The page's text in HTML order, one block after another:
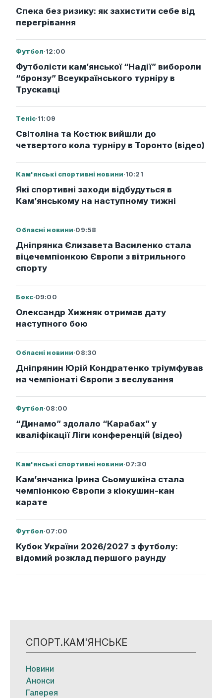
Спека без ризику: як захистити себе від
перегрівання
Футбол·12:00
Футболісти кам’янської “Надії” вибороли
“бронзу” Всеукраїнського турніру в
Трускавці
Теніс·11:09
Світоліна та Костюк вийшли до
четвертого кола турніру в Торонто (відео)
Кам'янські спортивні новини·10:21
Які спортивні заходи відбудуться в
Кам’янському на наступному тижні
Обласні новини·09:58
Дніпрянка Єлизавета Василенко стала
віцечемпіонкою Європи з вітрильного
спорту
Бокс·09:00
Олександр Хижняк отримав дату
наступного бою
Обласні новини·08:30
Дніпрянин Юрій Кондратенко тріумфував
на чемпіонаті Європи з веслування
Футбол·08:00
“Динамо” здолало “Карабах” у
кваліфікації Ліги конференцій (відео)
Кам'янські спортивні новини·07:30
Кам’янчанка Ірина Сьомушкіна стала
чемпіонкою Європи з кіокушин-кан
карате
Футбол·07:00
Кубок України 2026/2027 з футболу:
відомий розклад першого раунду
СПОРТ.КАМ'ЯНСЬКЕ
Новини
Анонси
Галерея